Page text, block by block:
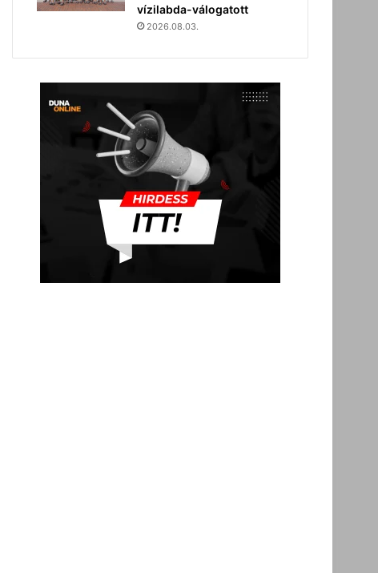
vízilabda-válogatott
2026.08.03.